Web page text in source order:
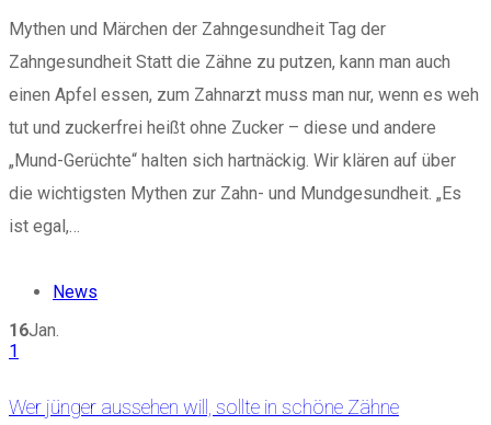
Mythen und Märchen der Zahngesundheit Tag der
Zahngesundheit Statt die Zähne zu putzen, kann man auch
einen Apfel essen, zum Zahnarzt muss man nur, wenn es weh
tut und zuckerfrei heißt ohne Zucker – diese und andere
„Mund-Gerüchte“ halten sich hartnäckig. Wir klären auf über
die wichtigsten Mythen zur Zahn- und Mundgesundheit. „Es
ist egal,…
News
16Jan.
1
Wer jünger aussehen will, sollte in schöne Zähne